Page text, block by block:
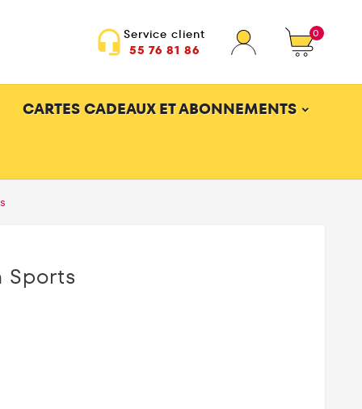
headset_micService client
55 76 81 86
0
CARTES CADEAUX ET ABONNEMENTS
Sports